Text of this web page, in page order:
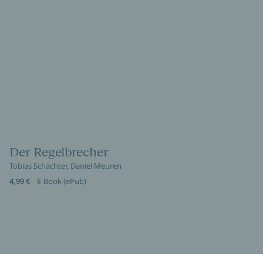
Der Regelbrecher
Tobias Schächter, Daniel Meuren
4,99 €
E-Book (ePub)